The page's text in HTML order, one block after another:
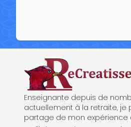
ReCreatisse
Enseignante depuis de
actuellement à la retraite, je
partage de mon expérience